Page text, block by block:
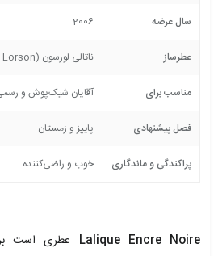
سال عرضه 2006
عطرساز ناتالی لورسون (Nathalie Lorson)
مناسب برای آقایان شیک‌پوش و
فصل پیشنهادی پاییز و زمستان
پراکندگی و ماندگاری خوب و راضی‌کننده
Lalique Encre Noire عطری است